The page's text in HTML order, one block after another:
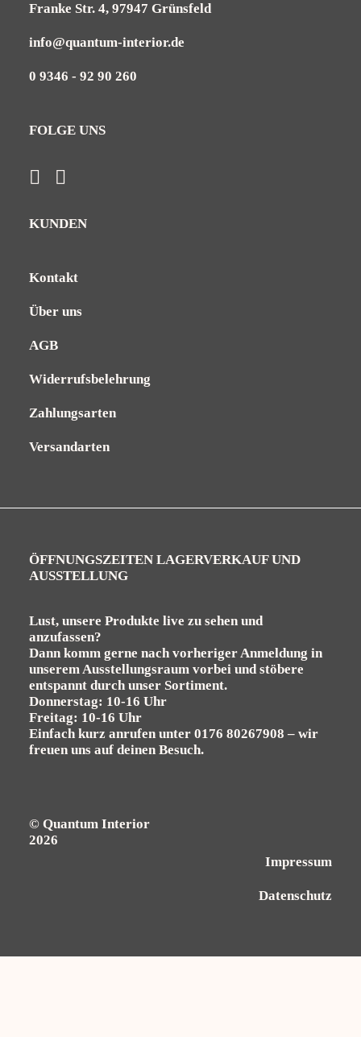
FOLGE UNS
KUNDEN
Kontakt
Über uns
AGB
Widerrufsbelehrung
Zahlungsarten
Versandarten
Franke Str. 4, 97947 Grünsfeld
info@quantum-interior.de
0 9346 - 92 90 260
ÖFFNUNGSZEITEN LAGERVERKAUF UND
AUSSTELLUNG
Lust, unsere Produkte live zu sehen und
anzufassen?
Dann komm gerne nach vorheriger Anmeldung in
unserem Ausstellungsraum vorbei und stöbere
entspannt durch unser Sortiment.
Donnerstag: 10-16 Uhr
Freitag: 10-16 Uhr
Einfach kurz anrufen unter 0176 80267908 – wir
freuen uns auf deinen Besuch.
© Quantum Interior
2026
Impressum
Datenschutz